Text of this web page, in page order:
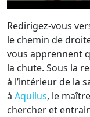
Redirigez-vous
le chemin de
vous apprennent
la chute. Sous la
à l’intérieur de la
à Aquilus, le
chercher et